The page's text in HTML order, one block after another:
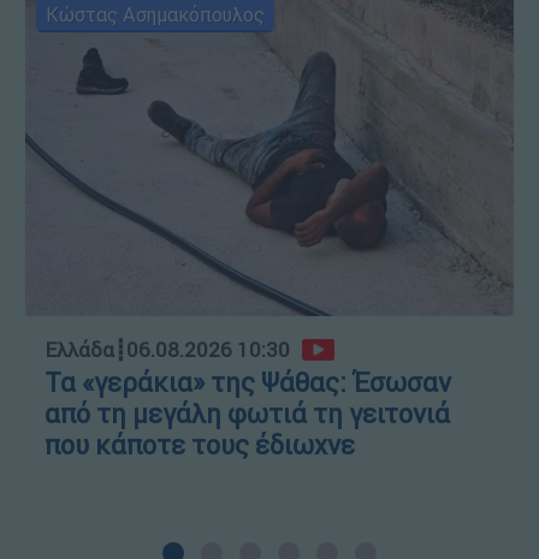
Κώστας Ασημακόπουλος
Ελλάδα┋06.08.2026 10:30
Τα «γεράκια» της Ψάθας: Έσωσαν
από τη μεγάλη φωτιά τη γειτονιά
που κάποτε τους έδιωχνε